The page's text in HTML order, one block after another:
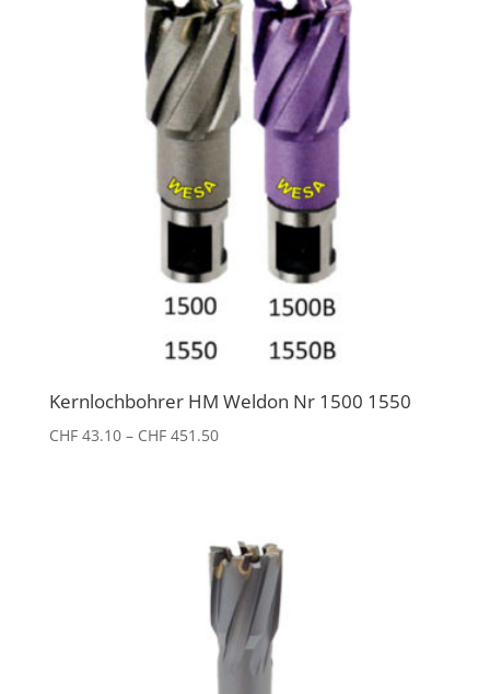
Kernlochbohrer HM Weldon Nr 1500 1550
CHF43.10 – CHF451.50Preisspanne: